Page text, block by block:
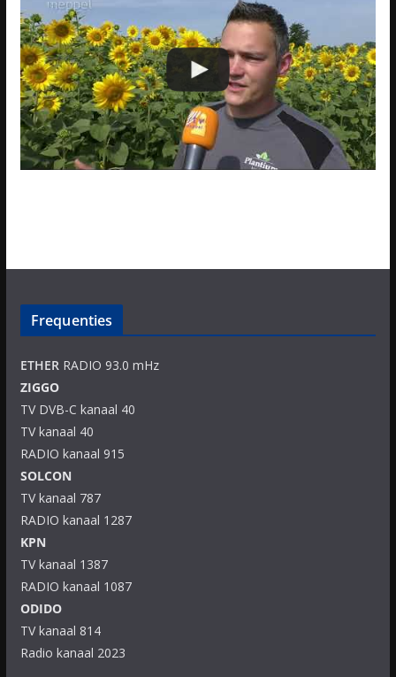
Frequenties
ETHERRADIO 93.0 mHz
ZIGGO
TV DVB-C kanaal 40
TV kanaal 40
RADIO kanaal 915
SOLCON
TV kanaal 787
RADIO kanaal 1287
KPN
TV kanaal 1387
RADIO kanaal 1087
ODIDO
TV kanaal 814
Radio kanaal 2023